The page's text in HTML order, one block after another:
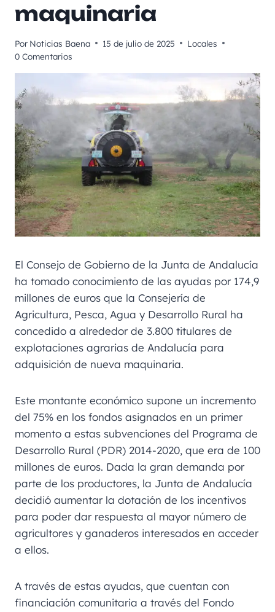
maquinaria
Por Noticias Baena 15 de julio de 2025
Locales
0 Comentarios
El Consejo de Gobierno de la Junta de Andalucía
ha tomado conocimiento de las ayudas por 174,9
millones de euros que la Consejería de
Agricultura, Pesca, Agua y Desarrollo Rural ha
concedido a alrededor de 3.800 titulares de
explotaciones agrarias de Andalucía para
adquisición de nueva maquinaria.
Este montante económico supone un incremento
del 75% en los fondos asignados en un primer
momento a estas subvenciones del Programa de
Desarrollo Rural (PDR) 2014-2020, que era de 100
millones de euros. Dada la gran demanda por
parte de los productores, la Junta de Andalucía
decidió aumentar la dotación de los incentivos
para poder dar respuesta al mayor número de
agricultores y ganaderos interesados en acceder
a ellos.
A través de estas ayudas, que cuentan con
financiación comunitaria a través del Fondo